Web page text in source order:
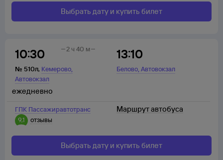
Выбрать дату и купить билет
10:30
№ 510л, Кемерово,
Автовокзал
13:10
Белово,Автовокзал
2 ч 40 м
ГПК Пассажиравтотранс
9,1
отзывы
ежедневно
Маршрут автобуса
Выбрать дату и купить билет